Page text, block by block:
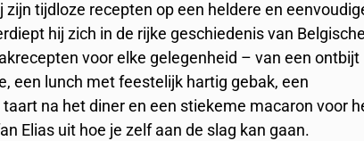
tijdloze recepten op een heldere en
hij zich in de rijke geschiedenis van Belgische
voor elke gelegenheid – van een ontbijt
een lunch met feestelijk hartig gebak, een
na het diner en een stiekeme macaron voor
Elias uit hoe je zelf aan de slag kan gaan.